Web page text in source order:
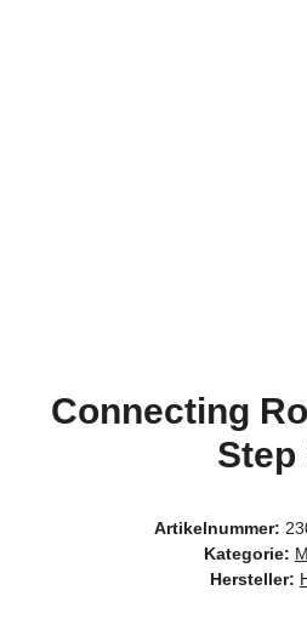
Connecting
Step
Artikelnummer:
Kategorie:
Hersteller: